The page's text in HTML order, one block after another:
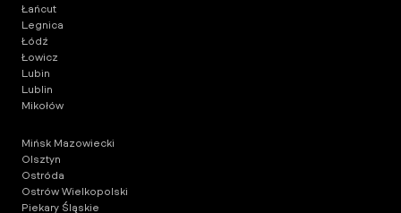
Łańcut
Legnica
Łódź
Łowicz
Lubin
Lublin
Mikołów
Mińsk Mazowiecki
Olsztyn
Ostróda
Ostrów Wielkopolski
Piekary Śląskie